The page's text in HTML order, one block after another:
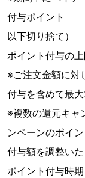
付与ポイント
以下切り捨て）
ポイント付与の
※ご注文金額に対
付与を含めて最
※複数の還元キャ
ンペーンのポイ
付与額を調整いた
ポイント付与時